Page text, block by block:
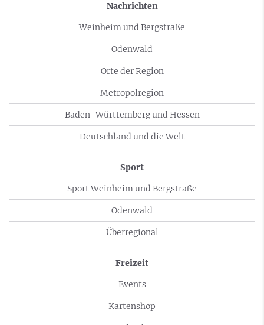
Nachrichten
Weinheim und Bergstraße
Odenwald
Orte der Region
Metropolregion
Baden-Württemberg und Hessen
Deutschland und die Welt
Sport
Sport Weinheim und Bergstraße
Odenwald
Überregional
Freizeit
Events
Kartenshop